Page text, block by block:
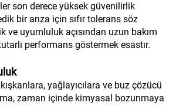
son derece yüksek güvenilirlik
bir arıza için sıfır tolerans söz
ve uyumluluk açısından uzun bakım
performans göstermek esastır.
yağlayıcılara ve buz çözücü
zaman içinde kimyasal bozunmaya